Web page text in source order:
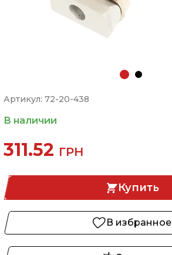
Артикул: 72-20-438
В наличии
311.52 ГРН
Купить
В избранное